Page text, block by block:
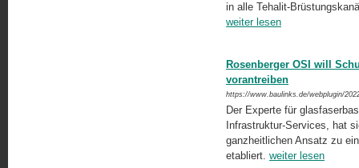
in alle Tehalit-
weiter lesen
Rosenberger OSI will
vorantreiben
https://www.baulinks.de/webplugin/
Der Experte für
Infrastruktur-Services, hat
ganzheitlichen Ansatz zu
etabliert. weiter lesen